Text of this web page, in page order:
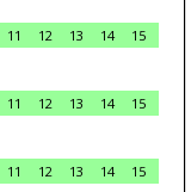
11 12 13 14
15
11 12 13 14
15
11 12 13 14
15